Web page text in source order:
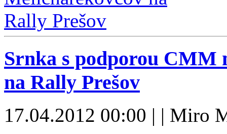
Srnka s podporou CMM
na Rally Prešov
17.04.2012 00:00 | | Miro